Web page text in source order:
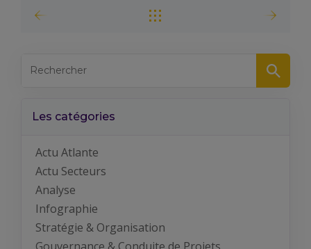
Les catégories
Actu Atlante
Actu Secteurs
Analyse
Infographie
Stratégie & Organisation
Gouvernance & Conduite de Projets